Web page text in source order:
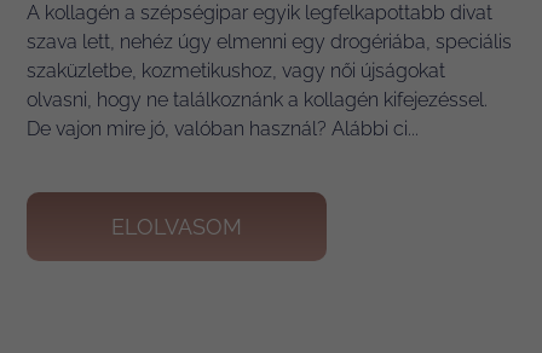
A kollagén a szépségipar egyik legfelkapottabb divat
szava lett, nehéz úgy elmenni egy drogériába, speciális
szaküzletbe, kozmetikushoz, vagy női újságokat
olvasni, hogy ne találkoznánk a kollagén kifejezéssel.
De vajon mire jó, valóban használ? Alábbi ci...
ELOLVASOM